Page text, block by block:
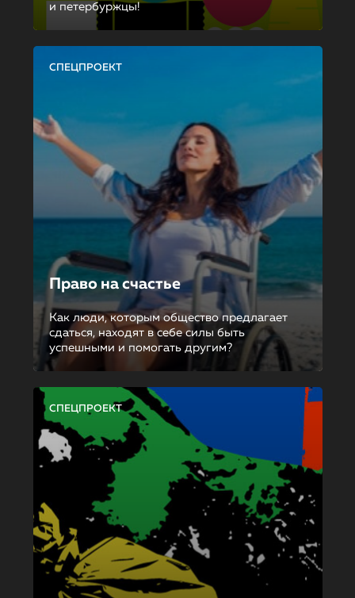
и петербуржцы!
СПЕЦПРОЕКТ
Право на счастье
Как люди, которым общество предлагает
сдаться, находят в себе силы быть
успешными и помогать другим?
СПЕЦПРОЕКТ